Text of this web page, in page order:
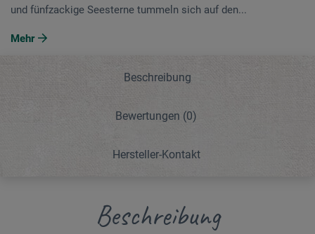
und fünfzackige Seesterne tummeln sich auf den...
Mehr
Beschreibung
Bewertungen (0)
Hersteller-Kontakt
Beschreibung